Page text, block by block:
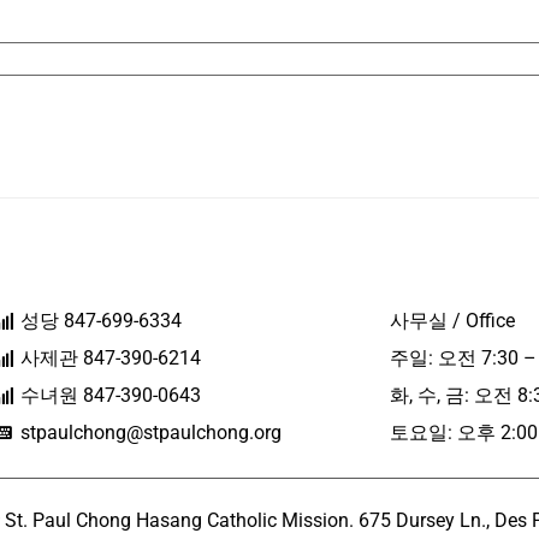
성당 847-699-6334
사제관 847-390-6214
수녀원 847-390-0643
stpaulchong@stpaulchong.org
사무실 / Office
주일: 오전 7:30
화, 수, 금: 오전
토요일: 오후
Paul Chong Hasang Catholic Mission. 675 Dursey Ln., Des